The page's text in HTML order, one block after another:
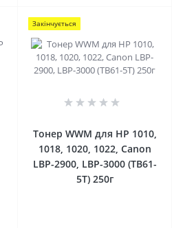
Закінчується
Тонер WWM для HP 1010,
1018, 1020, 1022, Canon
LBP-2900, LBP-3000 (TB61-
5T) 250г